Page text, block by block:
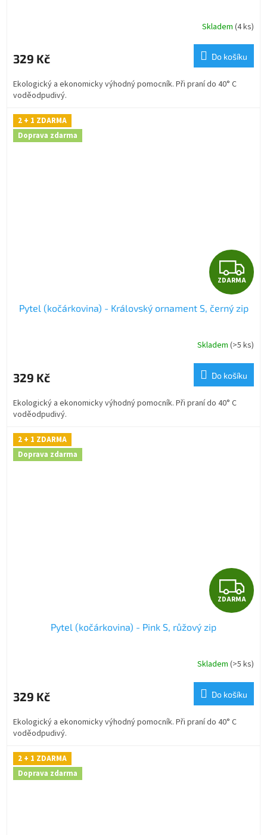
R
M
A
Skladem (4 ks)
329 Kč Do košíku
Ekologický a ekonomicky výhodný pomocník. Při praní do 40° C
voděodpudivý.
2 + 1 ZDARMA
Doprava zdarma
Z
D
A
R
M
A
ZDARMA
Pytel (kočárkovina) - Královský ornament S, černý zip
Skladem (>5 ks)
329 Kč Do košíku
Ekologický a ekonomicky výhodný pomocník. Při praní do 40° C
voděodpudivý.
2 + 1 ZDARMA
Doprava zdarma
Z
D
R
M
A
ZDARMA
Pytel (kočárkovina) - Pink S, růžový zip
Skladem (>5 ks)
329 Kč Do košíku
Ekologický a ekonomicky výhodný pomocník. Při praní do 40° C
voděodpudivý.
2 + 1 ZDARMA
Doprava zdarma